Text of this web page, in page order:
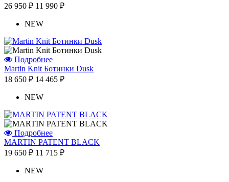
26 950 ₽ 11 990 ₽
NEW
Подробнее
Martin Knit Ботинки Dusk
18 650 ₽ 14 465 ₽
NEW
Подробнее
MARTIN PATENT BLACK
19 650 ₽ 11 715 ₽
NEW